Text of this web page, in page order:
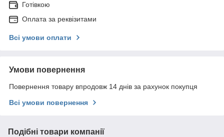
Готівкою
Оплата за реквізитами
Всі умови оплати
Умови повернення
Повернення товару впродовж 14 днів за рахунок покупця
Всі умови повернення
Подібні товари компанії